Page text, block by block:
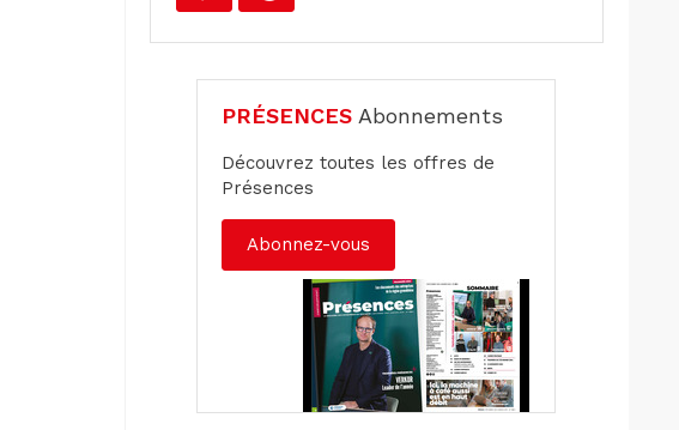
PRÉSENCES Abonnements
Découvrez toutes les offres de
Présences
Abonnez-vous